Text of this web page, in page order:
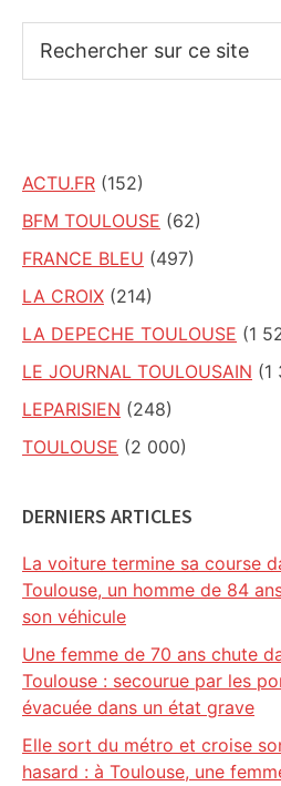
sur
ACTU.FR (152)
BFM TOULOUSE (62)
FRANCE BLEU (497)
LA CROIX (214)
LA DEPECHE TOULOUSE (1
LE JOURNAL TOULOUSAIN (1
LEPARISIEN (248)
TOULOUSE (2 000)
DERNIERS ARTICLES
La voiture termine sa course
Toulouse, un homme de 84
son véhicule
Une femme de 70 ans chute
Toulouse : secourue par les
évacuée dans un état grave
Elle sort du métro et croise
hasard : à Toulouse, une